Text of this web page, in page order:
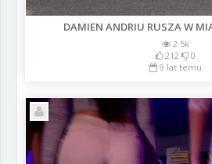
DAMIEN ANDRIU RUSZA W
2.5k
212
0
9 lat temu